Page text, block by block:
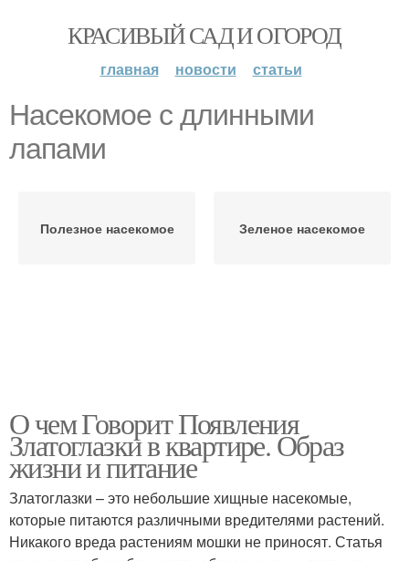
КРАСИВЫЙ САД И ОГОРОД
главная новости статьи
Насекомое с длинными
лапами
Полезное насекомое Зеленое насекомое
О чем Говорит Появления
Златоглазки в квартире. Образ
жизни и питание
Златоглазки – это небольшие хищные насекомые,
которые питаются различными вредителями растений.
Никакого вреда растениям мошки не приносят. Статья